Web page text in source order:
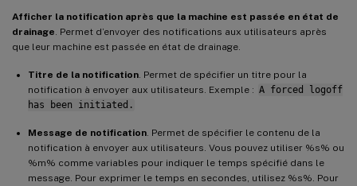
Afficher la notification après que la machine est passée en état de
drainage . Permet d’envoyer des notifications aux utilisateurs après
que leur machine est passée en état de drainage.
Titre de la notification . Permet de spécifier un titre pour la
notification à envoyer aux utilisateurs. Exemple : A forced logoff
has been initiated.
Message de notification . Permet de spécifier le contenu de la
notification à envoyer aux utilisateurs. Vous pouvez utiliser %s% ou
%m% comme variables pour indiquer le temps spécifié dans le
message. Pour exprimer le temps en secondes, utilisez %s%. Pour